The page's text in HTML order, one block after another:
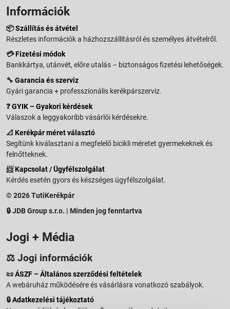
Információk
📦Szállítás és átvétel
Részletes információk a házhozszállításról és személyes átvételről.
💳Fizetési módok
Bankkártya, utánvét, előre utalás – biztonságos fizetési lehetőségek.
🔧 Garancia és szerviz
Gyári garancia + professzionális kerékpárszerviz.
❓GYIK – Gyakori kérdések
Válaszok a leggyakoribb vásárlói kérdésekre.
📐 Kerékpár méret választó
Segítünk kiválasztani a megfelelő bicikli méretet gyermekeknek és
felnőtteknek.
📨Kapcsolat / Ügyfélszolgálat
Kérdés esetén gyors és készséges ügyfélszolgálat.
© 2026 TutiKerékpár
🔒 JDB Group s.r.o. | Minden jog fenntartva
Jogi + Média
⚖️ Jogi információk
📜ÁSZF – Általános szerződési feltételek
A webáruház működésére és vásárlásra vonatkozó szabályok.
🔒Adatkezelési tájékoztató